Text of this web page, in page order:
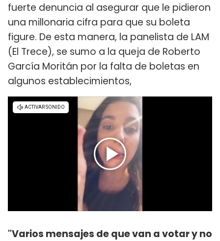
fuerte denuncia al asegurar que le pidieron
una millonaria cifra para que su boleta
figure. De esta manera, la panelista de LAM
(El Trece), se sumo a la queja de Roberto
García Moritán por la falta de boletas en
algunos establecimientos,
"Varios mensajes de que van a votar y no